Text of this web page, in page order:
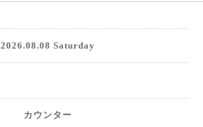
2026.08.08 Saturday
カウンター